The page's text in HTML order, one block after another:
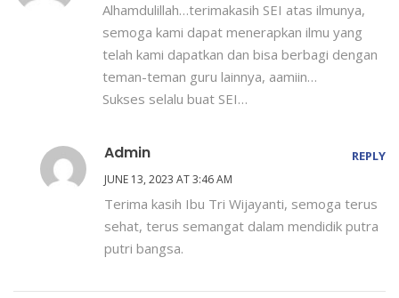
Alhamdulillah…terimakasih SEI atas ilmunya,
semoga kami dapat menerapkan ilmu yang
telah kami dapatkan dan bisa berbagi dengan
teman-teman guru lainnya, aamiin…
Sukses selalu buat SEI…
Admin
JUNE 13, 2023 AT 3:46 AM
Terima kasih Ibu Tri Wijayanti, semoga terus
sehat, terus semangat dalam mendidik putra
putri bangsa.
REPLY